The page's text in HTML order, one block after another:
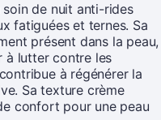
soin de nuit anti-rides
fatiguées et ternes. Sa
présent dans la peau,
à lutter contre les
à régénérer la
Sa texture crème
confort pour une peau